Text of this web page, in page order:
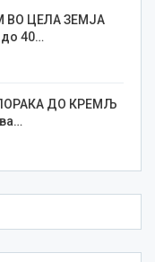
ВО ЦЕЛА ЗЕМЈА
до 40…
ДО КРЕМЉ